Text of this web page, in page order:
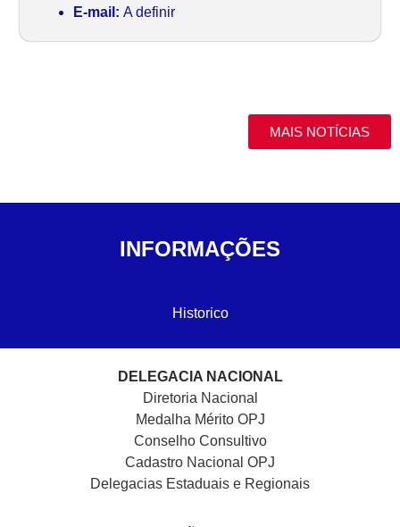
E-mail: A definir
MAIS NOTÍCIAS
INFORMAÇÕES
Historico
DELEGACIA NACIONAL
Diretoria Nacional
Medalha Mérito OPJ
Conselho Consultivo
Cadastro Nacional OPJ
Delegacias Estaduais e Regionais